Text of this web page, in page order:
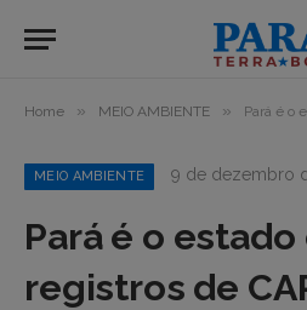
Home » MEIO AMBIENTE » Pará é o estado
MEIO AMBIENTE 9 de dezembro
Pará é o
registros de